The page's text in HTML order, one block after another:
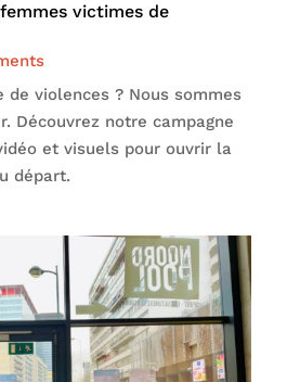
victimes de
de violences ? Nous sommes
Découvrez notre campagne
et visuels pour ouvrir la
départ.